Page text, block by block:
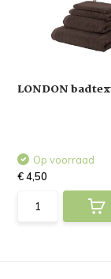
LONDON
Op voorraad
€ 4,50